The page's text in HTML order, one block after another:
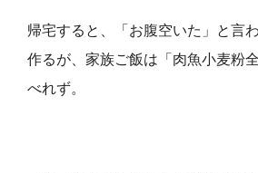
帰宅すると、「お腹空いた」と言
作るが、家族ご飯は「肉魚小麦粉
べれず。